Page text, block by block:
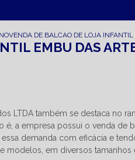
VENDA DE BALCAO DE LOJA
EMBU DAS
LTDA também se destaca no
a empresa possui o venda de
demanda com eficácia e
em diversos tamanhos